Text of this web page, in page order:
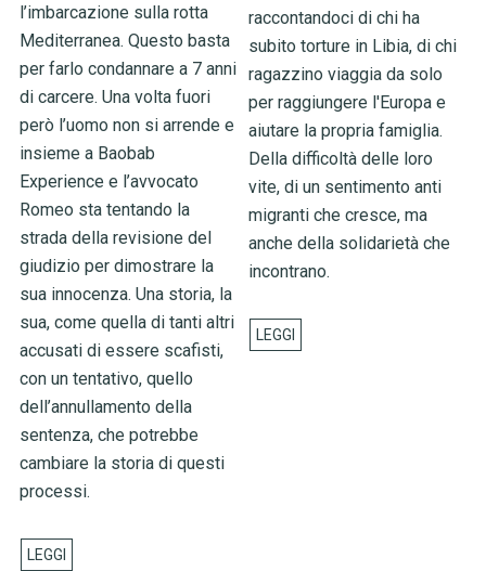
l’imbarcazione sulla rotta
Mediterranea. Questo basta
per farlo condannare a 7 anni
di carcere. Una volta fuori
però l’uomo non si arrende e
insieme a Baobab
Experience e l’avvocato
Romeo sta tentando la
strada della revisione del
giudizio per dimostrare la
sua innocenza. Una storia, la
sua, come quella di tanti altri
accusati di essere scafisti,
con un tentativo, quello
dell’annullamento della
sentenza, che potrebbe
cambiare la storia di questi
processi.
raccontandoci di chi ha
subito torture in Libia, di chi
ragazzino viaggia da solo
per raggiungere l'Europa e
aiutare la propria famiglia.
Della difficoltà delle loro
vite, di un sentimento anti
migranti che cresce, ma
anche della solidarietà che
incontrano.